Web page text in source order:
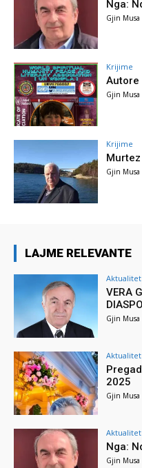
Nga:
Gjin Musa
Krijime
Autore
Gjin Musa
Krijime
Gjin Musa
LAJME RELEVANTE
Aktualitet
VERA
Gjin Musa
Aktualitet
2025
Gjin Musa
Aktualitet
Nga:
Gjin Musa